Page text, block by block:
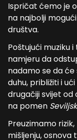
Ispričat ćemo je
na najbolji
društva.
Poštujući muziku
namjeru da
nadamo se da
duhu, približiti i
drugačiji svijet od
na pomen
Preuzimamo
mišljenju,